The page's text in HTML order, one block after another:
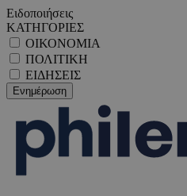
Ειδοποιήσεις
ΚΑΤΗΓΟΡΙΕΣ
ΟΙΚΟΝΟΜΙΑ
ΠΟΛΙΤΙΚΗ
ΕΙΔΗΣΕΙΣ